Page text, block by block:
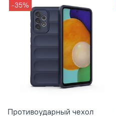
-35%
Противоударный чехол